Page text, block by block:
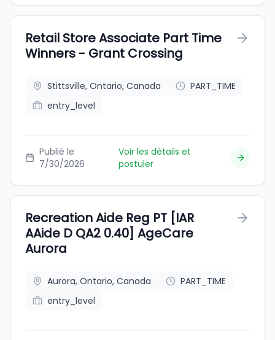
Retail Store Associate Part Time
Winners - Grant Crossing
Stittsville, Ontario, Canada
PART_TIME
entry_level
Publié le
7/30/2026
Voir les détails et
postuler
Recreation Aide Reg PT [IAR
AAide D QA2 0.40] AgeCare
Aurora
Aurora, Ontario, Canada
PART_TIME
entry_level